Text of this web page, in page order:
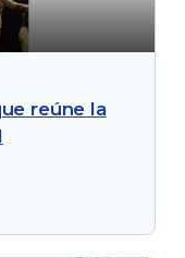
reúne la